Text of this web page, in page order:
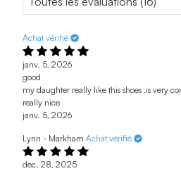
Achat vérifié
janv. 5, 2026
good
my daughter really like this shoes ,is very
really nice
janv. 5, 2026
Lynn - Markham Achat vérifié
déc. 28, 2025